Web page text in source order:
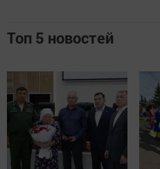
Топ 5 новостей